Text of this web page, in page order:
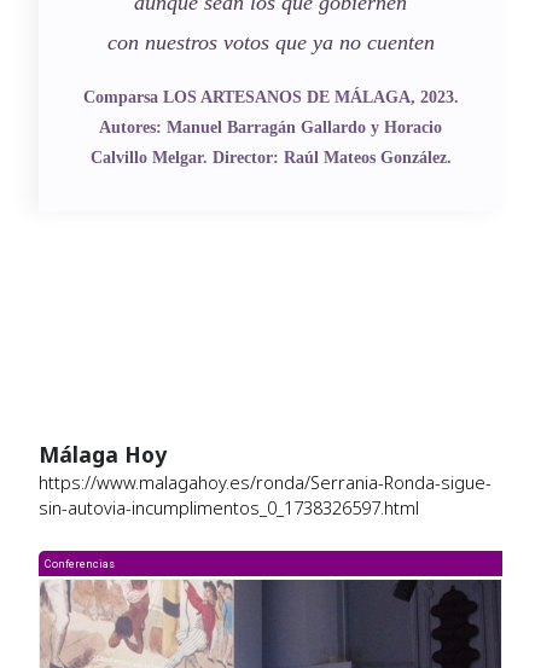
con nuestros votos que ya no cuenten
Comparsa LOS ARTESANOS DE MÁLAGA, 2023.
Autores: Manuel Barragán Gallardo y Horacio
Calvillo Melgar. Director: Raúl Mateos González.
Málaga Hoy
https://www.malagahoy.es/ronda/Serrania-Ronda-sigue-
sin-autovia-incumplimentos_0_1738326597.html
Conferencias